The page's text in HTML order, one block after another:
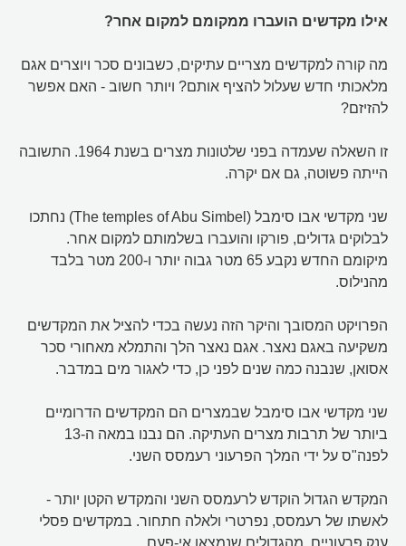
אילו מקדשים הועברו ממקומם למקום אחר?
מה קורה למקדשים מצריים עתיקים, כשבונים סכר ויוצרים אגם
מלאכותי חדש שעלול להציף אותם? ויותר חשוב - האם אפשר
להזיזם?
זו השאלה שעמדה בפני שלטונות מצרים בשנת 1964. התשובה
הייתה פשוטה, גם אם יקרה.
שני מקדשי אבו סימבל (The temples of Abu Simbel) נחתכו
לבלוקים גדולים, פורקו והועברו בשלמותם למקום אחר.
מיקומם החדש נקבע 65 מטר גבוה יותר ו-200 מטר בלבד
מהנילוס.
הפרויקט המסובך והיקר הזה נעשה בכדי להציל את המקדשים
משקיעה באגם נאצר. אגם נאצר הלך והתמלא מאחורי סכר
אסואן, שנבנה כמה שנים לפני כן, כדי לאגור מים במדבר.
שני מקדשי אבו סימבל שבמצרים הם המקדשים הדרומיים
ביותר של תרבות מצרים העתיקה. הם נבנו במאה ה-13
לפנה"ס על ידי המלך הפרעוני רעמסס השני.
המקדש הגדול הוקדש לרעמסס השני והמקדש הקטן יותר -
לאשתו של רעמסס, נפרטרי ולאלה חתחור. במקדשים פסלי
ענק פרעוניים, מהגדולים שנמצאו אי-פעם.